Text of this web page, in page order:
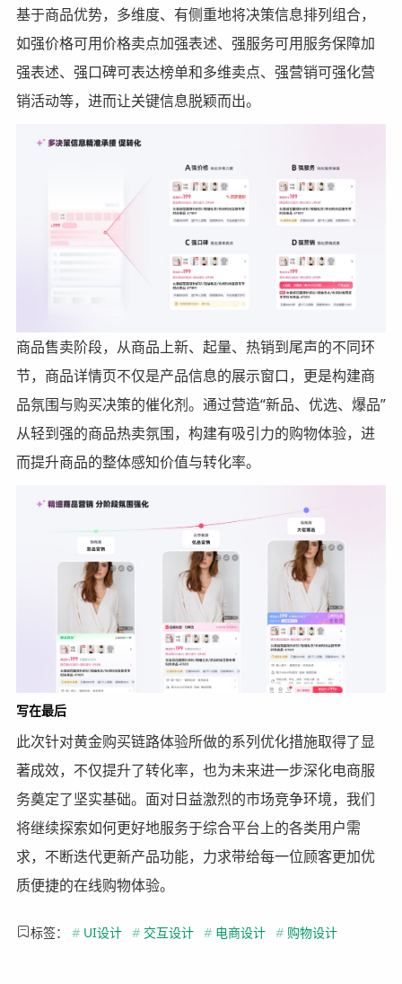
基于商品优势，多维度、有侧重地将决策信息排列组合，
如强价格可用价格卖点加强表述、强服务可用服务保障加
强表述、强口碑可表达榜单和多维卖点、强营销可强化营
销活动等，进而让关键信息脱颖而出。
商品售卖阶段，从商品上新、起量、热销到尾声的不同环
节，商品详情页不仅是产品信息的展示窗口，更是构建商
品氛围与购买决策的催化剂。通过营造“新品、优选、爆品”
从轻到强的商品热卖氛围，构建有吸引力的购物体验，进
而提升商品的整体感知价值与转化率。
写在最后
此次针对黄金购买链路体验所做的系列优化措施取得了显
著成效，不仅提升了转化率，也为未来进一步深化电商服
务奠定了坚实基础。面对日益激烈的市场竞争环境，我们
将继续探索如何更好地服务于综合平台上的各类用户需
求，不断迭代更新产品功能，力求带给每一位顾客更加优
质便捷的在线购物体验。
标签： # UI设计 # 交互设计 # 电商设计 # 购物设计